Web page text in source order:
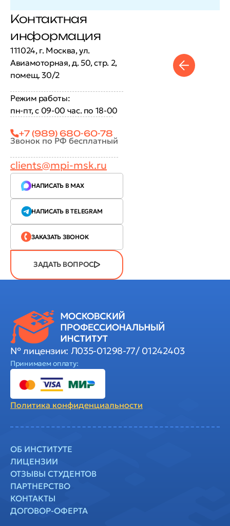
Контактная
информация
111024, г. Москва, ул.
Авиамоторная, д. 50, стр. 2,
помещ. 30/2
Режим работы:
пн-пт, с 09-00 час. по 18-00
+7 (989) 680-60-78
Звонок по РФ бесплатный
clients@mpi-msk.ru
НАПИСАТЬ В MAX
НАПИСАТЬ В TELEGRAM
ЗАКАЗАТЬ ЗВОНОК
ЗАДАТЬ ВОПРОС
№ лицензии: Л035-01298-77/ 01242403
Принимаем оплату:
Политика конфиденциальности
ОБ ИНСТИТУТЕ
ЛИЦЕНЗИИ
ОТЗЫВЫ СТУДЕНТОВ
ПАРТНЕРСТВО
КОНТАКТЫ
ДОГОВОР-ОФЕРТА